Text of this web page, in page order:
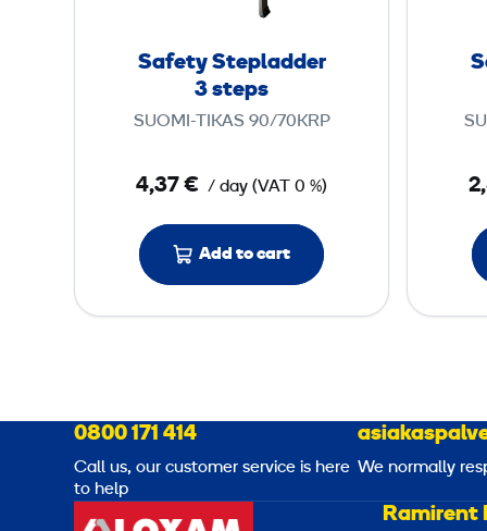
a
d
d
e
r
e
s
Safety Stepladder
3 steps
SUOMI-TIKAS 90/70KRP
4,37 € / day (VAT 0 %)
Add to cart
0800 171 414
Call us, our customer service is here
to help
We normally
Ramirent